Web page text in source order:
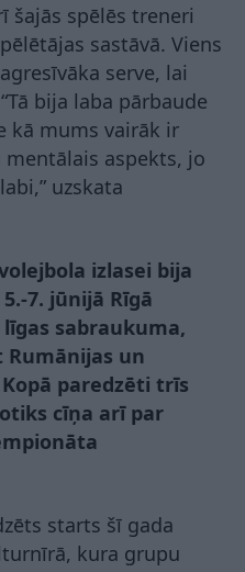
šajās spēlēs treneri
sastāvā. Viens
serve, lai
bija laba pārbaude
kā mums vairāk ir
aspekts, jo
uzskata
izlasei bija
7. jūnijā Rīgā
līgas sabraukuma,
Rumānijas un
paredzēti trīs
cīņa arī par
starts šī gada
kura grupu